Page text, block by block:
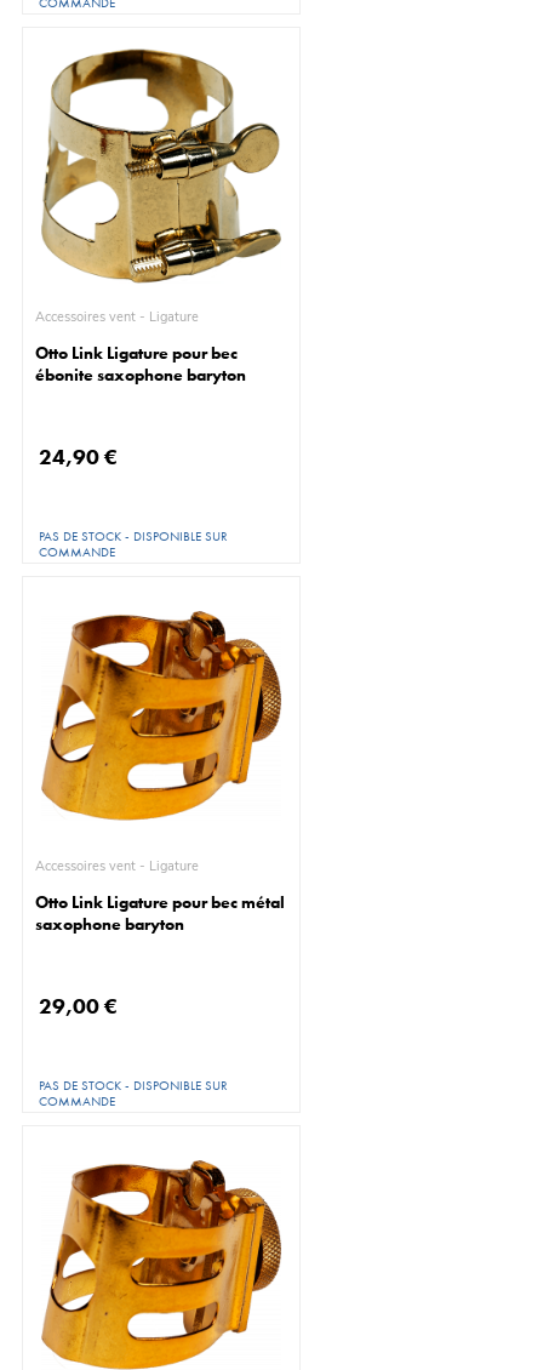
Accessoires vent - Ligature
Otto Link Ligature pour bec
ébonite saxophone baryton
24,90 €
PAS DE STOCK - DISPONIBLE SUR
COMMANDE
Accessoires vent - Ligature
Otto Link Ligature pour bec métal
saxophone baryton
29,00 €
PAS DE STOCK - DISPONIBLE SUR
COMMANDE